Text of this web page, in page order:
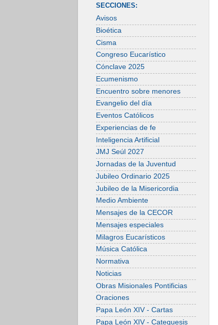
SECCIONES:
Avisos
Bioética
Cisma
Congreso Eucarístico
Cónclave 2025
Ecumenismo
Encuentro sobre menores
Evangelio del día
Eventos Católicos
Experiencias de fe
Inteligencia Artificial
JMJ Seúl 2027
Jornadas de la Juventud
Jubileo Ordinario 2025
Jubileo de la Misericordia
Medio Ambiente
Mensajes de la CECOR
Mensajes especiales
Milagros Eucarísticos
Música Católica
Normativa
Noticias
Obras Misionales Pontificias
Oraciones
Papa León XIV - Cartas
Papa León XIV - Catequesis